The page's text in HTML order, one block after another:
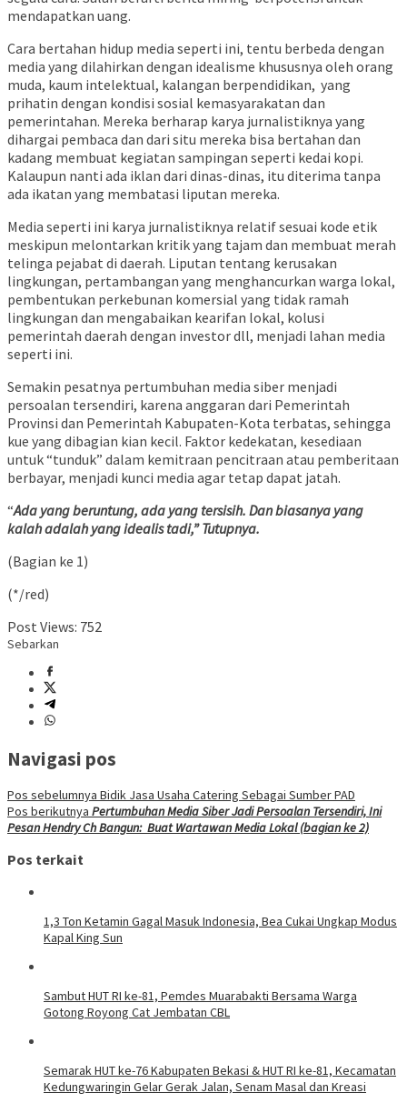
mendapatkan uang.
Cara bertahan hidup media seperti ini, tentu berbeda dengan
media yang dilahirkan dengan idealisme khususnya oleh orang
muda, kaum intelektual, kalangan berpendidikan, yang
prihatin dengan kondisi sosial kemasyarakatan dan
pemerintahan. Mereka berharap karya jurnalistiknya yang
dihargai pembaca dan dari situ mereka bisa bertahan dan
kadang membuat kegiatan sampingan seperti kedai kopi.
Kalaupun nanti ada iklan dari dinas-dinas, itu diterima tanpa
ada ikatan yang membatasi liputan mereka.
Media seperti ini karya jurnalistiknya relatif sesuai kode etik
meskipun melontarkan kritik yang tajam dan membuat merah
telinga pejabat di daerah. Liputan tentang kerusakan
lingkungan, pertambangan yang menghancurkan warga lokal,
pembentukan perkebunan komersial yang tidak ramah
lingkungan dan mengabaikan kearifan lokal, kolusi
pemerintah daerah dengan investor dll, menjadi lahan media
seperti ini.
Semakin pesatnya pertumbuhan media siber menjadi
persoalan tersendiri, karena anggaran dari Pemerintah
Provinsi dan Pemerintah Kabupaten-Kota terbatas, sehingga
kue yang dibagian kian kecil. Faktor kedekatan, kesediaan
untuk “tunduk” dalam kemitraan pencitraan atau pemberitaan
berbayar, menjadi kunci media agar tetap dapat jatah.
“Ada yang beruntung, ada yang tersisih. Dan biasanya yang
kalah adalah yang idealis tadi,” Tutupnya.
(Bagian ke 1)
(*/red)
Post Views: 752
Sebarkan
Navigasi pos
Pos sebelumnya Bidik Jasa Usaha Catering Sebagai Sumber PAD
Pos berikutnya Pertumbuhan Media Siber Jadi Persoalan Tersendiri, Ini
PesanHendry Ch Bangun: Buat Wartawan Media Lokal (bagian ke 2)
Pos terkait
1,3 Ton Ketamin Gagal Masuk Indonesia, Bea Cukai Ungkap Modus
Kapal King Sun
Sambut HUT RI ke-81, Pemdes Muarabakti Bersama Warga
Gotong Royong Cat Jembatan CBL
Semarak HUT ke-76 Kabupaten Bekasi & HUT RI ke-81, Kecamatan
Kedungwaringin Gelar Gerak Jalan, Senam Masal dan Kreasi